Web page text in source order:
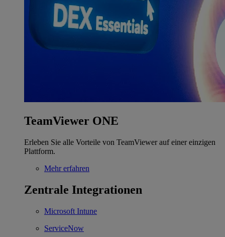
TeamViewer ONE
Erleben Sie alle Vorteile von TeamViewer auf einer einzigen
Plattform.
Mehr erfahren
Zentrale Integrationen
Microsoft Intune
ServiceNow